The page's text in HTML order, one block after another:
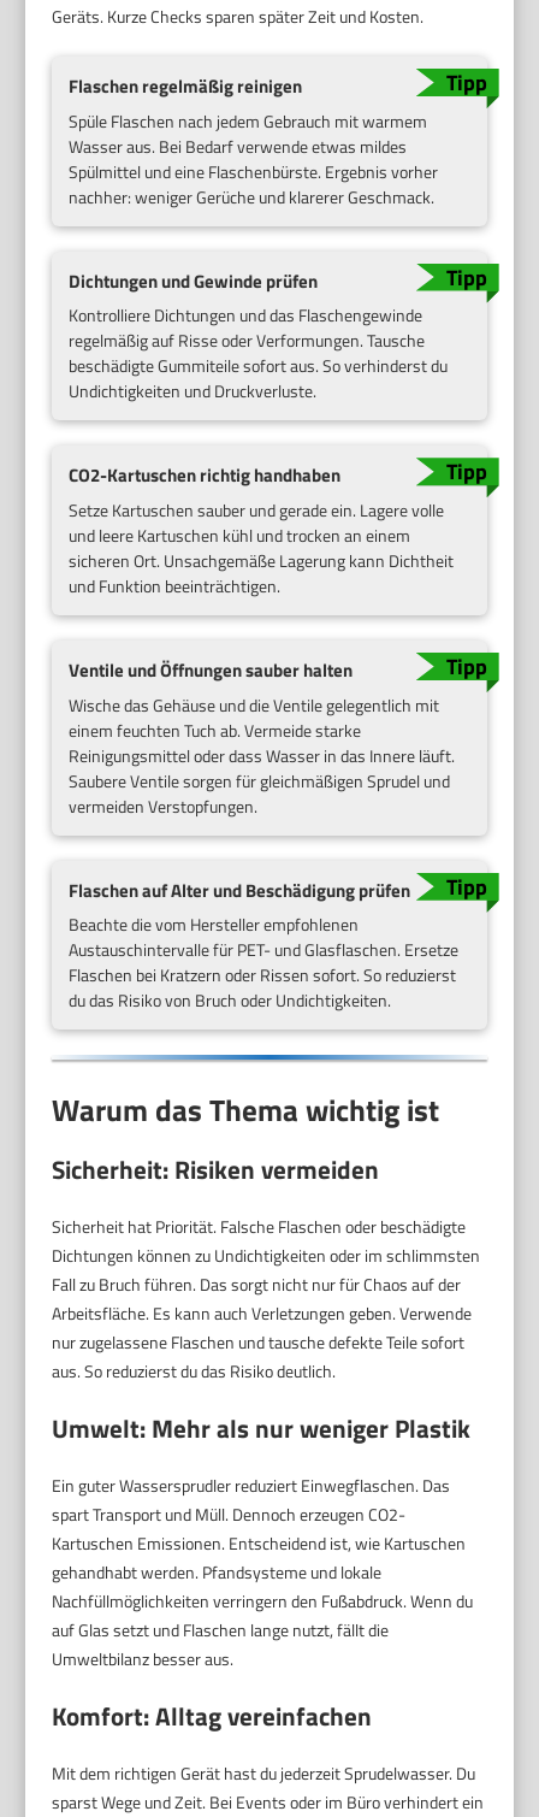
Geräts. Kurze Checks sparen später Zeit und Kosten.
Flaschen regelmäßig reinigen
Spüle Flaschen nach jedem Gebrauch mit warmem
Wasser aus. Bei Bedarf verwende etwas mildes
Spülmittel und eine Flaschenbürste. Ergebnis vorher
nachher: weniger Gerüche und klarerer Geschmack.
Dichtungen und Gewinde prüfen
Kontrolliere Dichtungen und das Flaschengewinde
regelmäßig auf Risse oder Verformungen. Tausche
beschädigte Gummiteile sofort aus. So verhinderst du
Undichtigkeiten und Druckverluste.
CO2-Kartuschen richtig handhaben
Setze Kartuschen sauber und gerade ein. Lagere volle
und leere Kartuschen kühl und trocken an einem
sicheren Ort. Unsachgemäße Lagerung kann Dichtheit
und Funktion beeinträchtigen.
Ventile und Öffnungen sauber halten
Wische das Gehäuse und die Ventile gelegentlich mit
einem feuchten Tuch ab. Vermeide starke
Reinigungsmittel oder dass Wasser in das Innere läuft.
Saubere Ventile sorgen für gleichmäßigen Sprudel und
vermeiden Verstopfungen.
Flaschen auf Alter und Beschädigung prüfen
Beachte die vom Hersteller empfohlenen
Austauschintervalle für PET- und Glasflaschen. Ersetze
Flaschen bei Kratzern oder Rissen sofort. So reduzierst
du das Risiko von Bruch oder Undichtigkeiten.
Warum das Thema wichtig ist
Sicherheit: Risiken vermeiden
Sicherheit hat Priorität. Falsche Flaschen oder beschädigte
Dichtungen können zu Undichtigkeiten oder im schlimmsten
Fall zu Bruch führen. Das sorgt nicht nur für Chaos auf der
Arbeitsfläche. Es kann auch Verletzungen geben. Verwende
nur zugelassene Flaschen und tausche defekte Teile sofort
aus. So reduzierst du das Risiko deutlich.
Umwelt: Mehr als nur weniger Plastik
Ein guter Wassersprudler reduziert Einwegflaschen. Das
spart Transport und Müll. Dennoch erzeugen CO2-
Kartuschen Emissionen. Entscheidend ist, wie Kartuschen
gehandhabt werden. Pfandsysteme und lokale
Nachfüllmöglichkeiten verringern den Fußabdruck. Wenn du
auf Glas setzt und Flaschen lange nutzt, fällt die
Umweltbilanz besser aus.
Komfort: Alltag vereinfachen
Mit dem richtigen Gerät hast du jederzeit Sprudelwasser. Du
sparst Wege und Zeit. Bei Events oder im Büro verhindert ein